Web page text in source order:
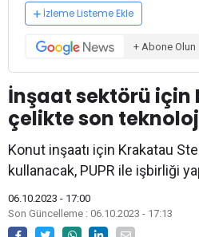
İzleme Listeme Ekle
+ Abone Olun
İnşaat sektörü için
çelikte son
Konut inşaatı için Krakatau
kullanacak, PUPR ile işbirliği
06.10.2023 - 17:00
Son Güncelleme : 06.10.2023 - 17:13